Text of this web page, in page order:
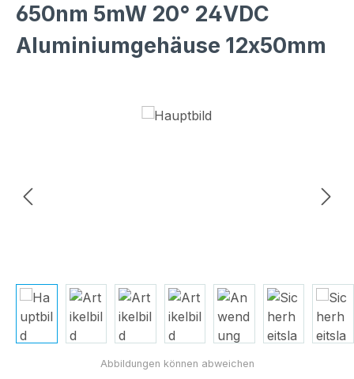
650nm 5mW 20° 24VDC
Aluminiumgehäuse 12x50mm
Bildergalerie überspringen